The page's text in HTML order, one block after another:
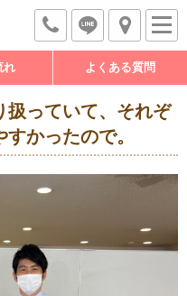
れ よくある質問
扱っていて、それぞ
かったので。